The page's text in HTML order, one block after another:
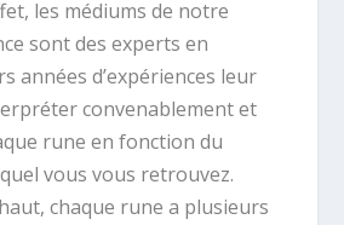
les médiums de notre
sont des experts en
années d’expériences leur
convenablement et
rune en fonction du
vous vous retrouvez.
chaque rune a plusieurs